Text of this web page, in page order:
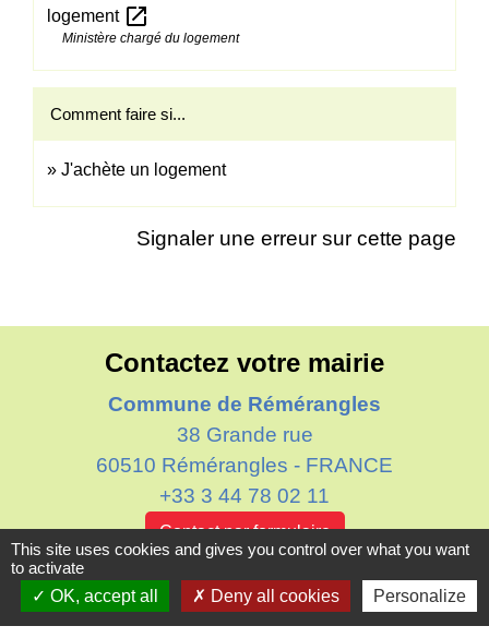
logement open_in_new
Ministère chargé du logement
Comment faire si...
J'achète un logement
Signaler une erreur sur cette page
Contactez votre mairie
Commune de Rémérangles
38 Grande rue
60510 Rémérangles - FRANCE
+33 3 44 78 02 11
Contact par formulaire
Horaires d'ouverture au public
Le mardi : de 16h00 à 18h30
This site uses cookies and gives you control over what you want
to activate
OK, accept all
Deny all cookies Personalize